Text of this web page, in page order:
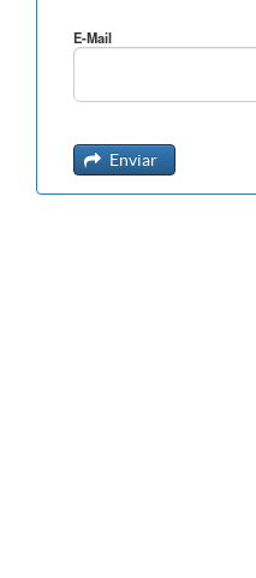
E-Mail
Enviar